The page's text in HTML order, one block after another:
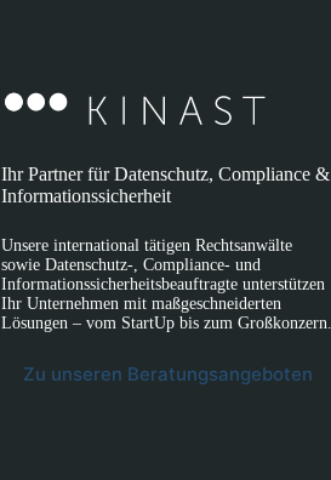
Ihr Partner für Datenschutz, Compliance &
Informationssicherheit
Unsere international tätigen Rechtsanwälte
sowie Datenschutz-, Compliance- und
Informationssicherheitsbeauftragte unterstützen
Ihr Unternehmen mit maßgeschneiderten
Lösungen – vom StartUp bis zum Großkonzern.
Zu unseren Beratungsangeboten